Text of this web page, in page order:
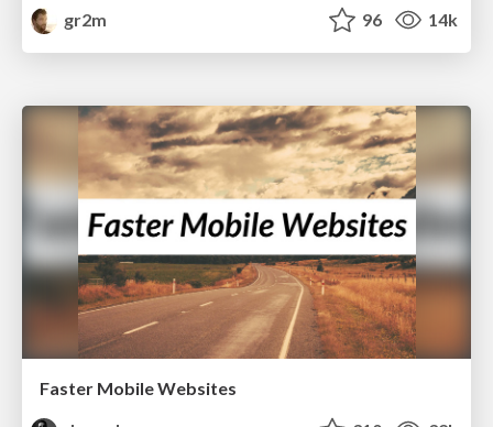
gr2m
96 14k
Faster Mobile Websites